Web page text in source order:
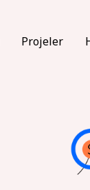
Projeler